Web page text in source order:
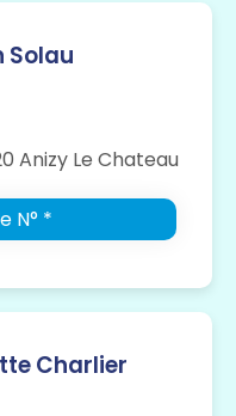
Solau
Anizy Le Chateau
N° *
Charlier